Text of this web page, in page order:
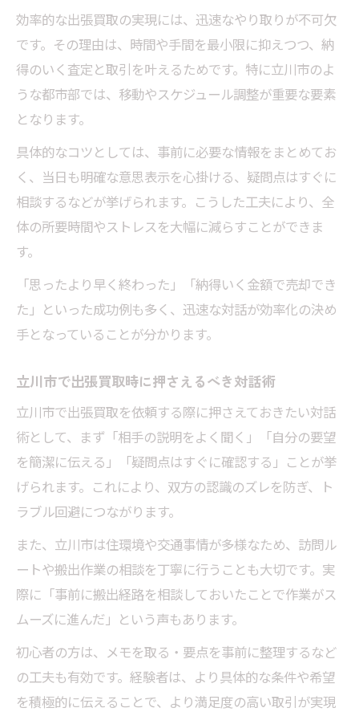
効率的な出張買取の実現には、迅速なやり取りが不可欠
です。その理由は、時間や手間を最小限に抑えつつ、納
得のいく査定と取引を叶えるためです。特に立川市のよ
うな都市部では、移動やスケジュール調整が重要な要素
となります。
具体的なコツとしては、事前に必要な情報をまとめてお
く、当日も明確な意思表示を心掛ける、疑問点はすぐに
相談するなどが挙げられます。こうした工夫により、全
体の所要時間やストレスを大幅に減らすことができま
す。
「思ったより早く終わった」「納得いく金額で売却でき
た」といった成功例も多く、迅速な対話が効率化の決め
手となっていることが分かります。
立川市で出張買取時に押さえるべき対話術
立川市で出張買取を依頼する際に押さえておきたい対話
術として、まず「相手の説明をよく聞く」「自分の要望
を簡潔に伝える」「疑問点はすぐに確認する」ことが挙
げられます。これにより、双方の認識のズレを防ぎ、ト
ラブル回避につながります。
また、立川市は住環境や交通事情が多様なため、訪問ル
ートや搬出作業の相談を丁寧に行うことも大切です。実
際に「事前に搬出経路を相談しておいたことで作業がス
ムーズに進んだ」という声もあります。
初心者の方は、メモを取る・要点を事前に整理するなど
の工夫も有効です。経験者は、より具体的な条件や希望
を積極的に伝えることで、より満足度の高い取引が実現